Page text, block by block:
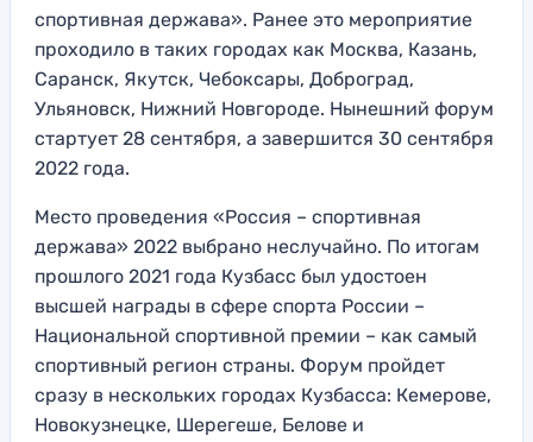
спортивная держава». Ранее это мероприятие
проходило в таких городах как Москва, Казань,
Саранск, Якутск, Чебоксары, Доброград,
Ульяновск, Нижний Новгороде. Нынешний форум
стартует 28 сентября, а завершится 30 сентября
2022 года.
Место проведения «Россия – спортивная
держава» 2022 выбрано неслучайно. По итогам
прошлого 2021 года Кузбасс был удостоен
высшей награды в сфере спорта России –
Национальной спортивной премии – как самый
спортивный регион страны. Форум пройдет
сразу в нескольких городах Кузбасса: Кемерове,
Новокузнецке, Шерегеше, Белове и